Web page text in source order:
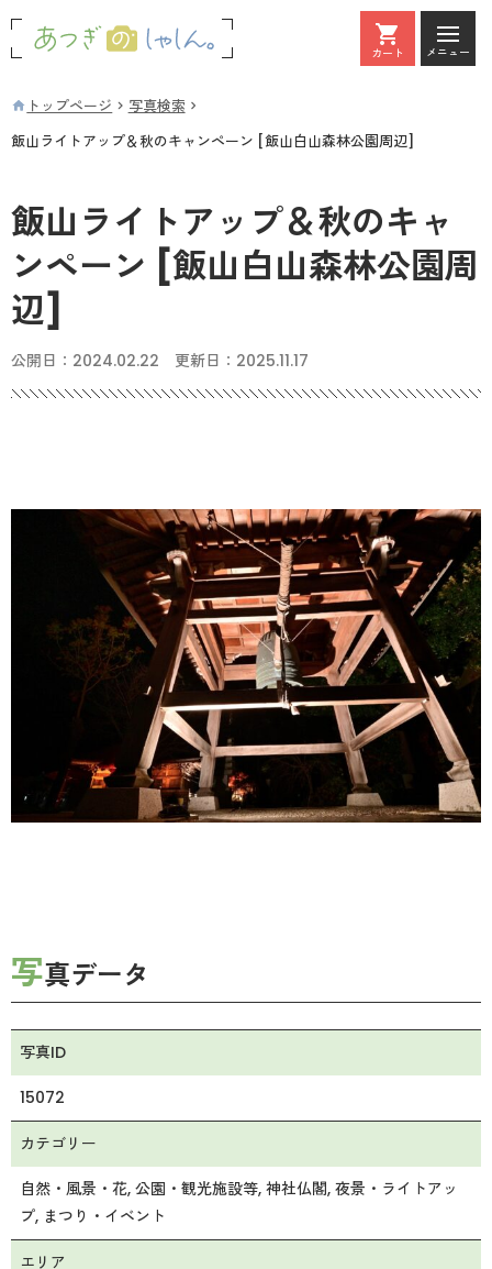
カート
カート メニュー
トップページ
写真検索
飯山ライトアップ＆秋のキャンペーン [飯山白山森林公園周辺]
飯山ライトアップ＆秋のキャ
ンペーン [飯山白山森林公園周
辺]
公開日： 2024.02.22 更新日： 2025.11.17
写真データ
写真ID
15072
カテゴリー
自然・風景・花 公園・観光施設等 神社仏閣 夜景・ライトアッ
プ まつり・イベント
エリア